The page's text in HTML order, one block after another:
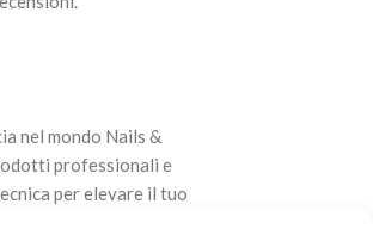
nel mondo Nails &
professionali e
per elevare il tuo